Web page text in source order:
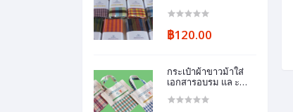
฿120.00
กระเป๋าผ้าขาวม้าใส่
เอกสารอบรม แล ะ
สกรีนสี